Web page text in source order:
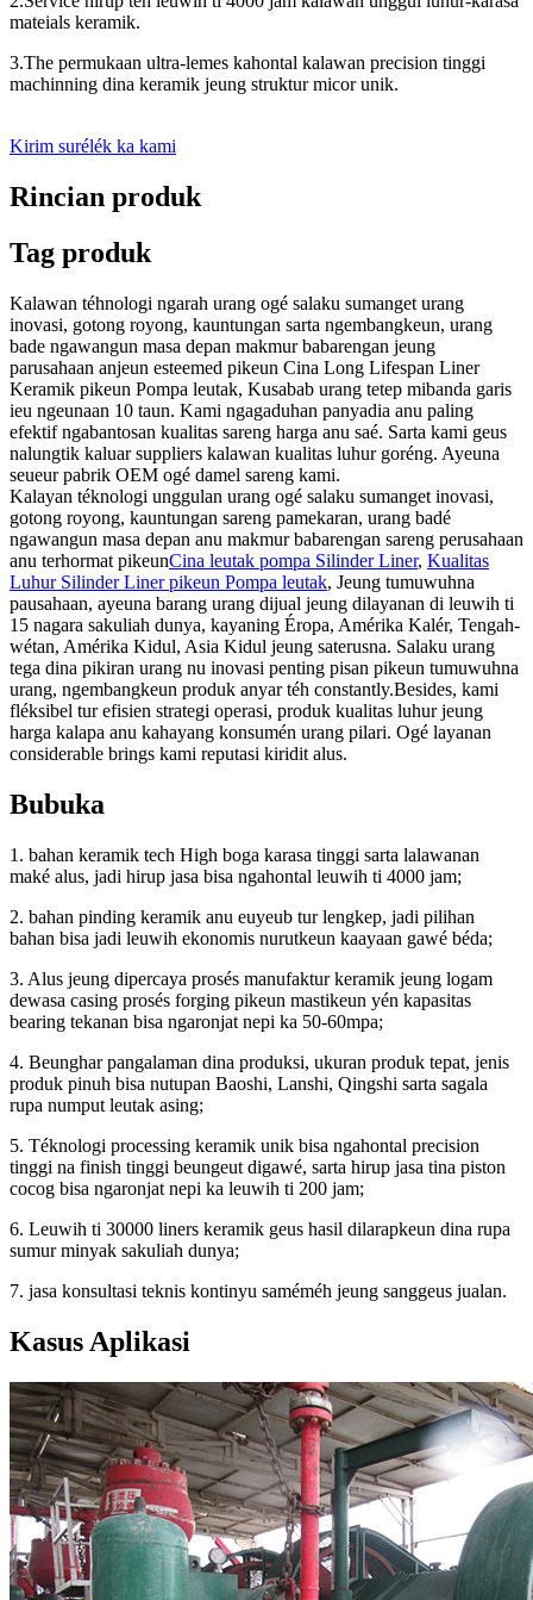
mateials keramik.
3.The permukaan ultra-lemes kahontal kalawan precision tinggi
machinning dina keramik jeung struktur micor unik.
Kirim surélék ka kami
Rincian produk
Tag produk
Kalawan téhnologi ngarah urang ogé salaku sumanget urang
inovasi, gotong royong, kauntungan sarta ngembangkeun, urang
bade ngawangun masa depan makmur babarengan jeung
parusahaan anjeun esteemed pikeun Cina Long Lifespan Liner
Keramik pikeun Pompa leutak, Kusabab urang tetep mibanda garis
ieu ngeunaan 10 taun. Kami ngagaduhan panyadia anu paling
efektif ngabantosan kualitas sareng harga anu saé. Sarta kami geus
nalungtik kaluar suppliers kalawan kualitas luhur goréng. Ayeuna
seueur pabrik OEM ogé damel sareng kami.
Kalayan téknologi unggulan urang ogé salaku sumanget inovasi,
gotong royong, kauntungan sareng pamekaran, urang badé
ngawangun masa depan anu makmur babarengan sareng perusahaan
anu terhormat pikeunCina leutak pompa Silinder Liner, Kualitas
Luhur Silinder Liner pikeun Pompa leutak, Jeung tumuwuhna
pausahaan, ayeuna barang urang dijual jeung dilayanan di leuwih ti
15 nagara sakuliah dunya, kayaning Éropa, Amérika Kalér, Tengah-
wétan, Amérika Kidul, Asia Kidul jeung saterusna. Salaku urang
tega dina pikiran urang nu inovasi penting pisan pikeun tumuwuhna
urang, ngembangkeun produk anyar téh constantly.Besides, kami
fléksibel tur efisien strategi operasi, produk kualitas luhur jeung
harga kalapa anu kahayang konsumén urang pilari. Ogé layanan
considerable brings kami reputasi kiridit alus.
Bubuka
1. bahan keramik tech High boga karasa tinggi sarta lalawanan
maké alus, jadi hirup jasa bisa ngahontal leuwih ti 4000 jam;
2. bahan pinding keramik anu euyeub tur lengkep, jadi pilihan
bahan bisa jadi leuwih ekonomis nurutkeun kaayaan gawé béda;
3. Alus jeung dipercaya prosés manufaktur keramik jeung logam
dewasa casing prosés forging pikeun mastikeun yén kapasitas
bearing tekanan bisa ngaronjat nepi ka 50-60mpa;
4. Beunghar pangalaman dina produksi, ukuran produk tepat, jenis
produk pinuh bisa nutupan Baoshi, Lanshi, Qingshi sarta sagala
rupa numput leutak asing;
5. Téknologi processing keramik unik bisa ngahontal precision
tinggi na finish tinggi beungeut digawé, sarta hirup jasa tina piston
cocog bisa ngaronjat nepi ka leuwih ti 200 jam;
6. Leuwih ti 30000 liners keramik geus hasil dilarapkeun dina rupa
sumur minyak sakuliah dunya;
7. jasa konsultasi teknis kontinyu saméméh jeung sanggeus jualan.
Kasus Aplikasi